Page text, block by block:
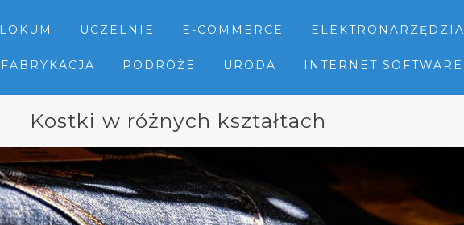
LOKUM UCZELNIE E-COMMERCE ELEKTRONARZĘDZIA
FABRYKACJA PODRÓŻE URODA INTERNET SOFTWARE
Kostki w różnych kształtach